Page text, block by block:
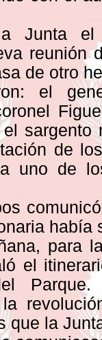
Junta el
reunión
de otro
el
sargento
de
uno de
para
el
Parque.
la
que la